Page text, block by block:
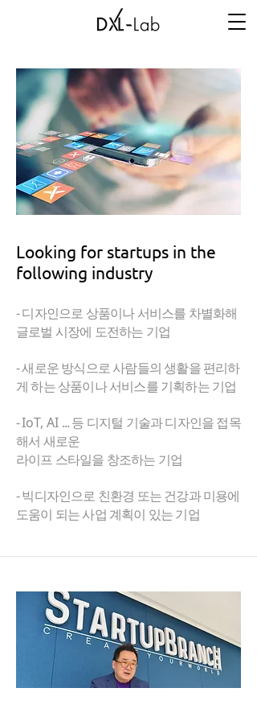
Looking for startups in the
following industry
​- 디자인으로 상품이나 서비스를 차별화해
글로벌 시장에 도전하는 기업
- 새로운 방식으로 사람들의 생활을 편리하
게 하는 상품이나 서비스를 기획하는 기업
-IoT, AI ... 등 디지털 기술과 디자인을 접목
해서 새로운
라이프 스타일을 창조하는 기업
- 빅디자인으로 친환경 또는 건강과 미용에
도움이 되는 사업 계획이 있는 기업